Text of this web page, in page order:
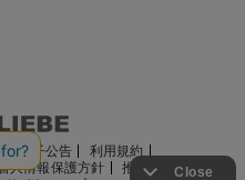
電子公告
利用規約
人情報保護方針
推奨環境